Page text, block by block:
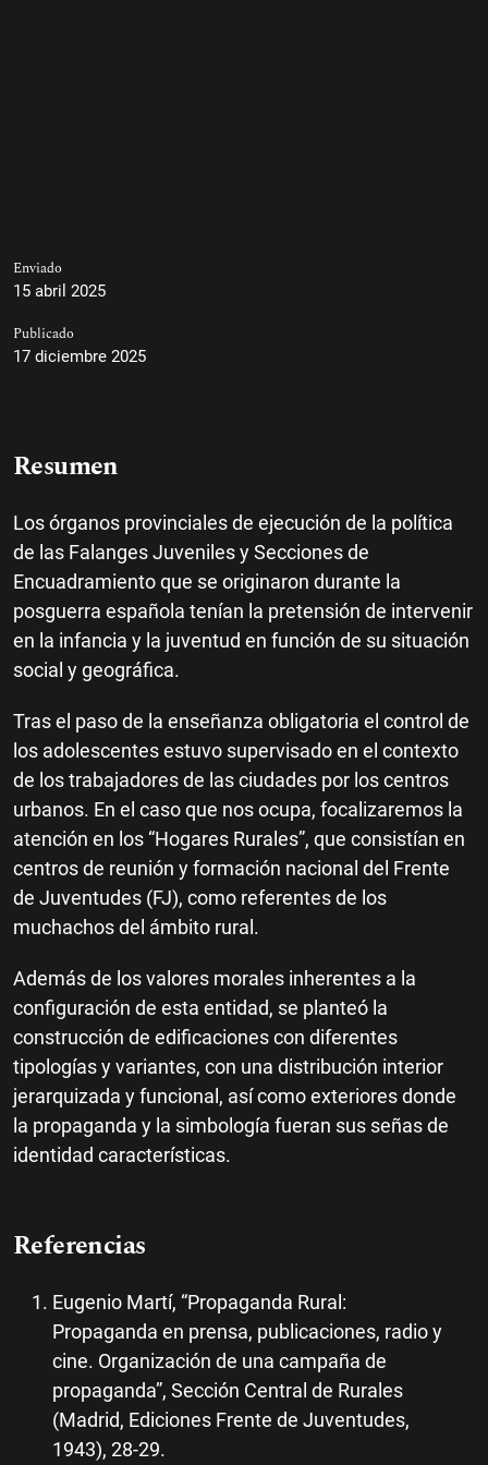
Enviado
15 abril 2025
Publicado
17 diciembre 2025
Resumen
Los órganos provinciales de ejecución de la política
de las Falanges Juveniles y Secciones de
Encuadramiento que se originaron durante la
posguerra española tenían la pretensión de intervenir
en la infancia y la juventud en función de su situación
social y geográfica.
Tras el paso de la enseñanza obligatoria el control de
los adolescentes estuvo supervisado en el contexto
de los trabajadores de las ciudades por los centros
urbanos. En el caso que nos ocupa, focalizaremos la
atención en los “Hogares Rurales”, que consistían en
centros de reunión y formación nacional del Frente
de Juventudes (FJ), como referentes de los
muchachos del ámbito rural.
Además de los valores morales inherentes a la
configuración de esta entidad, se planteó la
construcción de edificaciones con diferentes
tipologías y variantes, con una distribución interior
jerarquizada y funcional, así como exteriores donde
la propaganda y la simbología fueran sus señas de
identidad características.
Referencias
Eugenio Martí, “Propaganda Rural:
Propaganda en prensa, publicaciones, radio y
cine. Organización de una campaña de
propaganda”, Sección Central de Rurales
(Madrid, Ediciones Frente de Juventudes,
1943), 28-29.